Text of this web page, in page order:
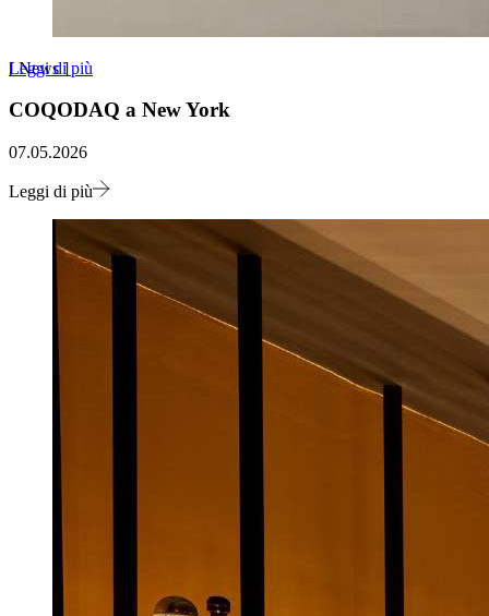
Leggi di più
[News]
COQODAQ a New York
07.05.2026
Leggi di più